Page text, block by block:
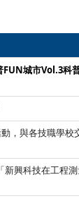
FUN城市Vol.3科
動，與各技職學
興科技在工程